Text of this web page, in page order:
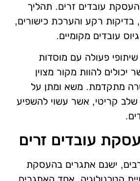
עובדים זרים. תהליך
בדיקות רקע והערכת כישורים,
עובדים מקומיים.
פעולה עם מוסדות
יכולים להוות מקור מצוין
מתקדמת. משא ומתן על
שלב קריטי, אשר עשוי להשפיע
עובדים זרים
ישנם אתגרים בהעסקת